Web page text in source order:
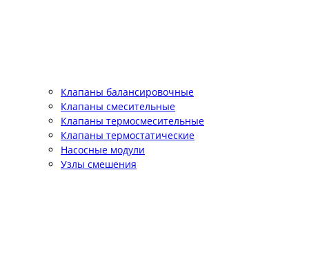
Клапаны балансировочные
Клапаны смесительные
Клапаны термосмесительные
Клапаны термостатические
Насосные модули
Узлы смешения